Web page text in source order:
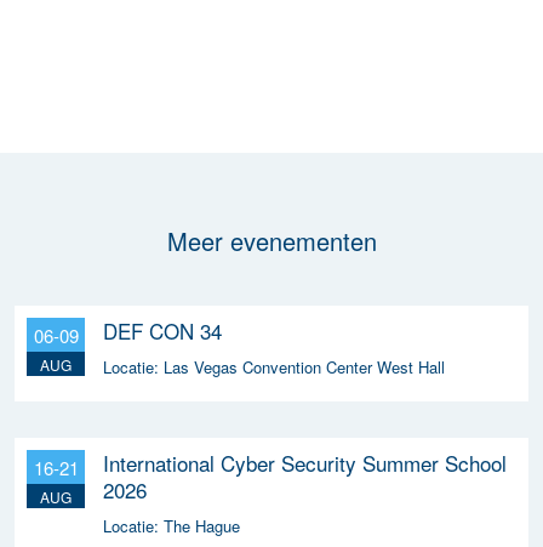
Meer evenementen
06-09
AUG
DEF CON 34
Locatie: Las Vegas Convention Center West Hall
16-21
AUG
International Cyber Security Summer School
2026
Locatie: The Hague